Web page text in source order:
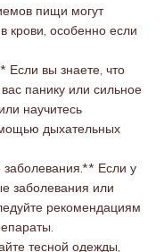
пищи могут
крови, особенно если
Если вы знаете, что
панику или сильное
научитесь
дыхательных
Если у
заболевания или
рекомендациям
тесной одежды,